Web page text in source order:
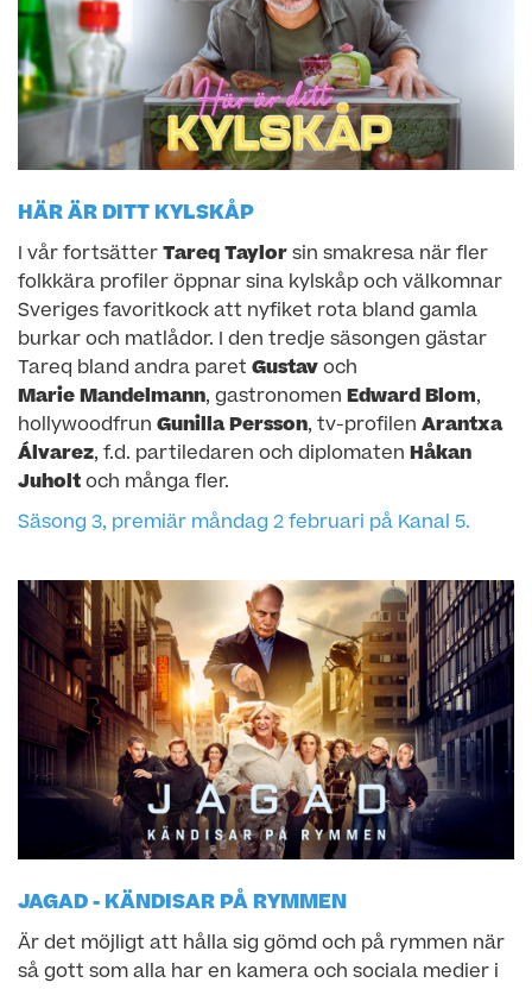
HÄR ÄR DITT KYLSKÅP
I vår fortsätter Tareq Taylor sin smakresa när fler
folkkära profiler öppnar sina kylskåp och välkomnar
Sveriges favoritkock att nyfiket rota bland gamla
burkar och matlådor. I den tredje säsongen gästar
Tareq bland andra paret Gustav och
Marie Mandelmann, gastronomen Edward Blom,
hollywoodfrun Gunilla Persson, tv-profilen Arantxa
Álvarez, f.d. partiledaren och diplomaten Håkan
Juholt och många fler.
Säsong 3, premiär måndag 2 februari på Kanal 5.
JAGAD - KÄNDISAR PÅ RYMMEN
Är det möjligt att hålla sig gömd och på rymmen när
så gott som alla har en kamera och sociala medier i